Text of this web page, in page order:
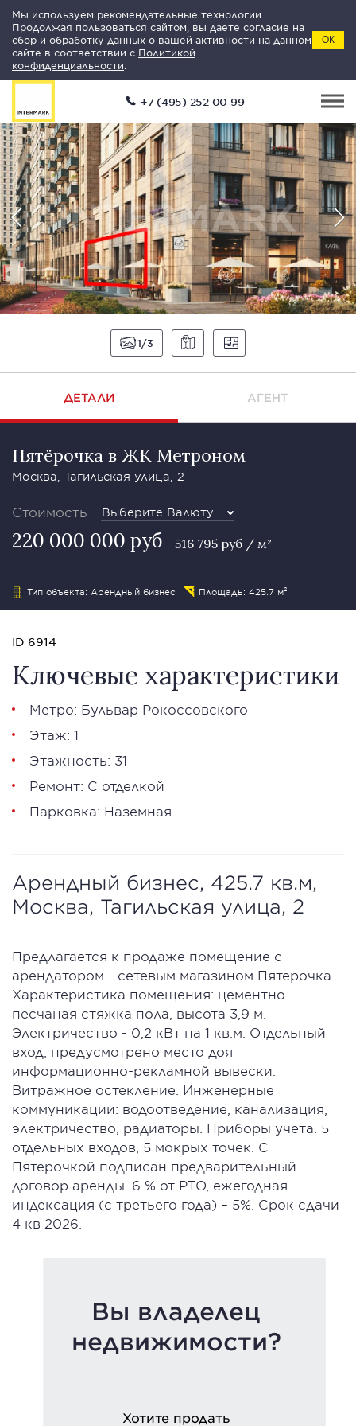
Мы используем рекомендательные технологии.
Продолжая пользоваться сайтом, вы даете согласие на
сбор и обработку данных о вашей активности на данном
сайте в соответствии с Политикой
конфиденциальности
ОК
+7 (495) 252 00 99
1 3
ДЕТАЛИ АГЕНТ
Пятёрочка в ЖК Метроном
Москва, Тагильская улица, 2
Стоимость Выберите Валюту
220 000 000 руб 516 795 руб / м²
Тип объекта: Арендный бизнес Площадь: 425.7 м²
ID 6914
Ключевые характеристики
Метро: Бульвар Рокоссовского
Этаж: 1
Этажность: 31
Ремонт: С отделкой
Парковка: Наземная
Арендный бизнес, 425.7 кв.м,
Москва, Тагильская улица, 2
Предлагается к продаже помещение с
арендатором - сетевым магазином Пятёрочка.
Характеристика помещения: цементно-
песчаная стяжка пола, высота 3,9 м.
Электричество - 0,2 кВт на 1 кв.м. Отдельный
вход, предусмотрено место доя
информационно-рекламной вывески.
Витражное остекление. Инженерные
коммуникации: водоотведение, канализация,
электричество, радиаторы. Приборы учета. 5
отдельных входов, 5 мокрых точек. С
Пятерочкой подписан предварительный
договор аренды. 6 % от РТО, ежегодная
индексация (с третьего года) – 5%. Срок сдачи
4 кв 2026.
Вы владелец
недвижимости?
Хотите продать